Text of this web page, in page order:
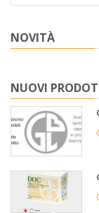
NOVITÀ
NUOVI